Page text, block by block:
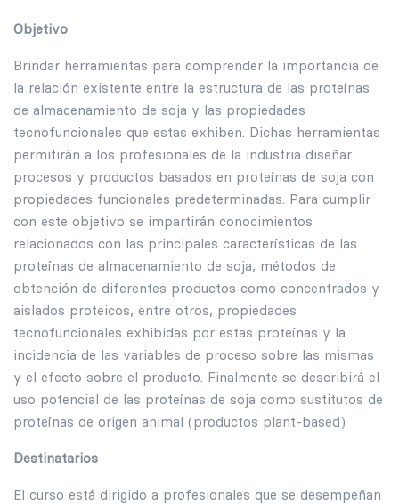
Objetivo
Brindar herramientas para comprender la importancia de
la relación existente entre la estructura de las proteínas
de almacenamiento de soja y las propiedades
tecnofuncionales que estas exhiben. Dichas herramientas
permitirán a los profesionales de la industria diseñar
procesos y productos basados en proteínas de soja con
propiedades funcionales predeterminadas. Para cumplir
con este objetivo se impartirán conocimientos
relacionados con las principales características de las
proteínas de almacenamiento de soja, métodos de
obtención de diferentes productos como concentrados y
aislados proteicos, entre otros, propiedades
tecnofuncionales exhibidas por estas proteínas y la
incidencia de las variables de proceso sobre las mismas
y el efecto sobre el producto. Finalmente se describirá el
uso potencial de las proteínas de soja como sustitutos de
proteínas de origen animal (productos plant-based)
Destinatarios
El curso está dirigido a profesionales que se desempeñan